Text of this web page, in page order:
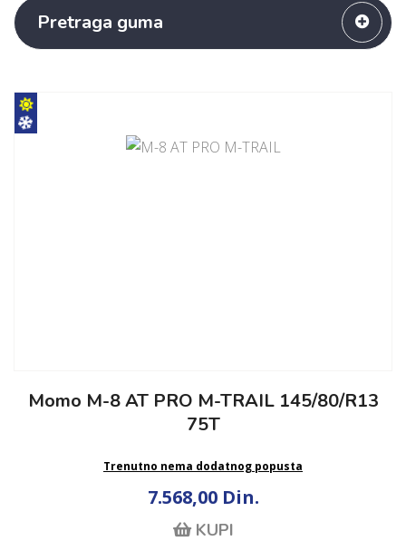
Pretraga guma
Momo M-8 AT PRO M-TRAIL 145/80/R13
75T
Trenutno nema dodatnog popusta
7.568,00 Din.
KUPI